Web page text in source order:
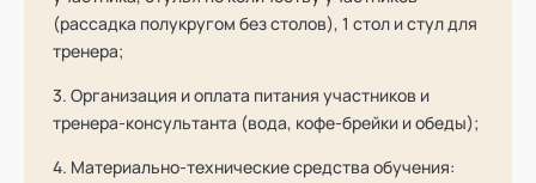
(рассадка полукругом без столов), 1 стол и стул для
тренера;
3. Организация и оплата питания участников и
тренера-консультанта (вода, кофе-брейки и обеды);
4. Материально-технические средства обучения: